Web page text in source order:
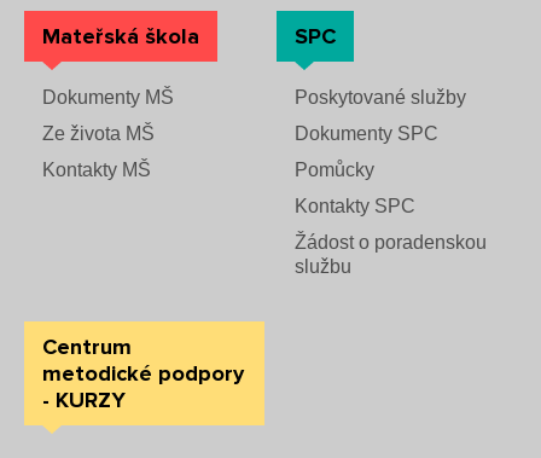
Mateřská škola
Dokumenty MŠ
Ze života MŠ
Kontakty MŠ
SPC
Poskytované služby
Dokumenty SPC
Pomůcky
Kontakty SPC
Žádost o poradenskou
službu
Centrum
metodické podpory
- KURZY